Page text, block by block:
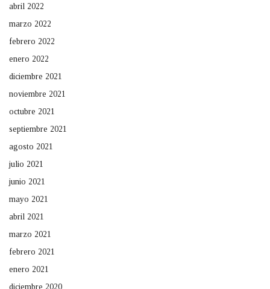
abril 2022
marzo 2022
febrero 2022
enero 2022
diciembre 2021
noviembre 2021
octubre 2021
septiembre 2021
agosto 2021
julio 2021
junio 2021
mayo 2021
abril 2021
marzo 2021
febrero 2021
enero 2021
diciembre 2020